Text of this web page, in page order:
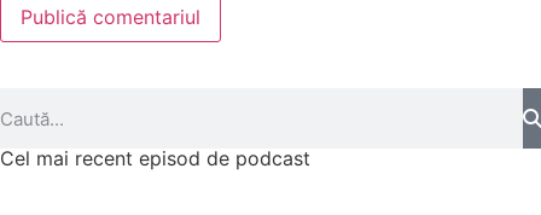
Cel mai recent episod de podcast